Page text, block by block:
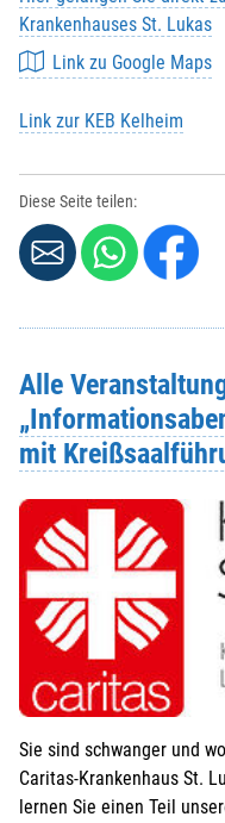
Krankenhauses St. Lukas
Link zu Google Maps
Link zur KEB Kelheim
Diese Seite teilen:
Alle
mit
Sie sind schwanger und
Caritas-Krankenhaus St.
lernen Sie einen Teil